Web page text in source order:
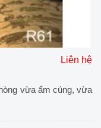
Liên hệ
vừa ấm cúng, vừa